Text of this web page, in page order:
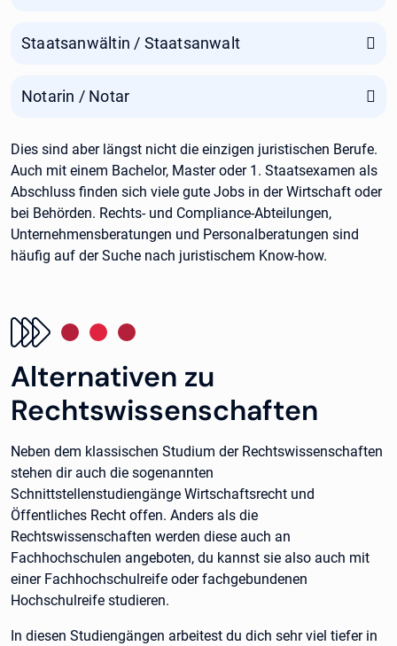
Staatsanwältin / Staatsanwalt
Notarin / Notar
Dies sind aber längst nicht die einzigen juristischen Berufe.
Auch mit einem Bachelor, Master oder 1. Staatsexamen als
Abschluss finden sich viele gute Jobs in der Wirtschaft oder
bei Behörden. Rechts- und Compliance-Abteilungen,
Unternehmensberatungen und Personalberatungen sind
häufig auf der Suche nach juristischem Know-how.
Alternativen zu
Rechtswissenschaften
Neben dem klassischen Studium der Rechtswissenschaften
stehen dir auch die sogenannten
Schnittstellenstudiengänge Wirtschaftsrecht und
Öffentliches Recht offen. Anders als die
Rechtswissenschaften werden diese auch an
Fachhochschulen angeboten, du kannst sie also auch mit
einer Fachhochschulreife oder fachgebundenen
Hochschulreife studieren.
In diesen Studiengängen arbeitest du dich sehr viel tiefer in